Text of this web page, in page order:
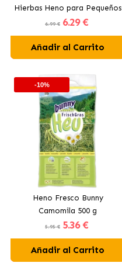
Hierbas Heno para Pequeños
Mamíferos
6.99 € 6.29 €
Añadir al Carrito
-10%
Heno Fresco Bunny
Camomila 500 g
5.95 € 5.36 €
Añadir al Carrito